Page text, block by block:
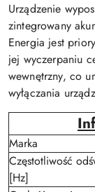
Urządzenie
zintegrowany
Energia jest
jej wyczerpaniu
wewnętrzny, co
wyłączania
Marka
Częstotliwość
[Hz]